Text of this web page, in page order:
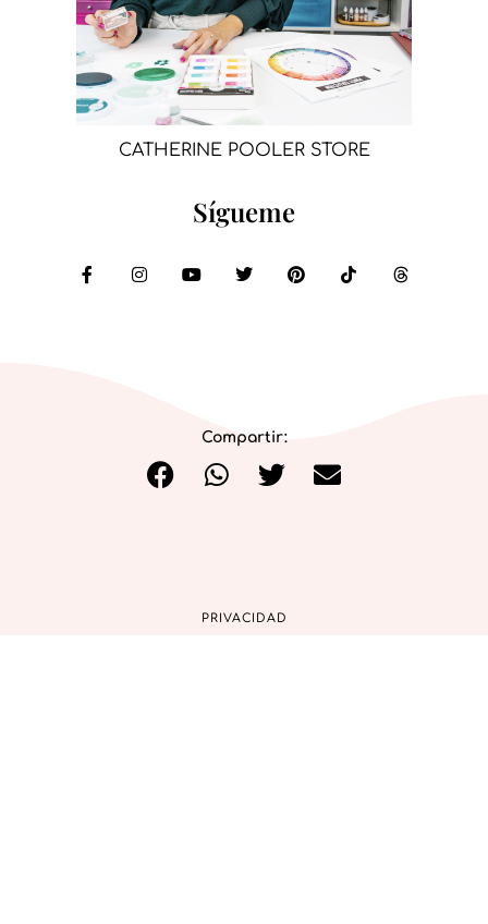
CATHERINE POOLER STORE
Sígueme
Compartir:
PRIVACIDAD